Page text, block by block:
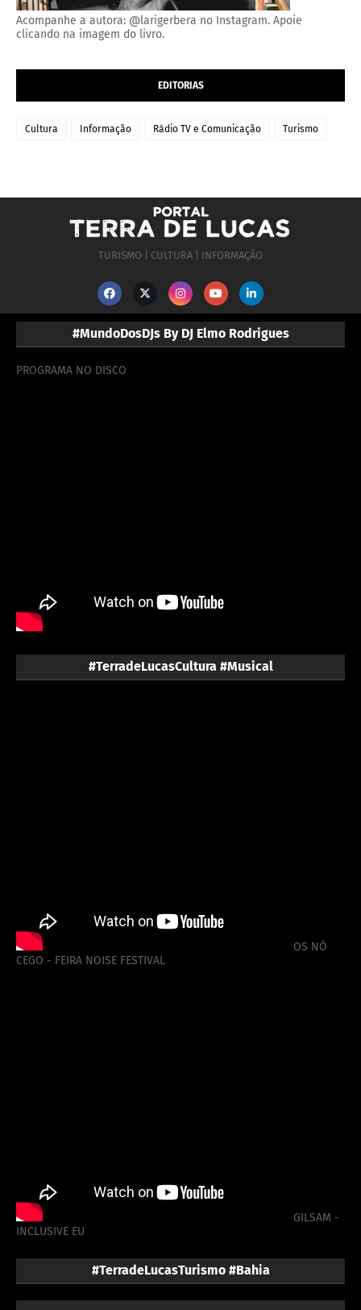
Acompanhe a autora: @larigerbera no Instagram. Apoie
clicando na imagem do livro.
EDITORIAS
Cultura Informação Rádio TV e Comunicação Turismo
TURISMO | CULTURA | INFORMAÇÃO
#MundoDosDJs By DJ Elmo Rodrigues
PROGRAMA NO DISCO
#TerradeLucasCultura #Musical
OS NÓ
CEGO - FEIRA NOISE FESTIVAL
GILSAM -
INCLUSIVE EU
#TerradeLucasTurismo #Bahia